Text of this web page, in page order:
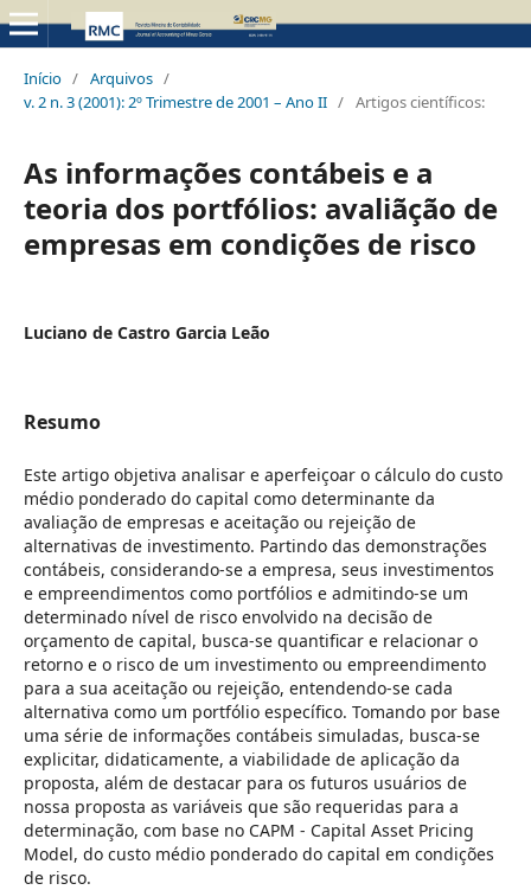
Início / Arquivos /
v. 2 n. 3 (2001): 2º Trimestre de 2001 – Ano II / Artigos científicos:
As informações contábeis e a
teoria dos portfólios: avaliãção de
empresas em condições de risco
Luciano de Castro Garcia Leão
Resumo
Este artigo objetiva analisar e aperfeiçoar o cálculo do custo
médio ponderado do capital como determinante da
avaliação de empresas e aceitação ou rejeição de
alternativas de investimento. Partindo das demonstrações
contábeis, considerando-se a empresa, seus investimentos
e empreendimentos como portfólios e admitindo-se um
determinado nível de risco envolvido na decisão de
orçamento de capital, busca-se quantificar e relacionar o
retorno e o risco de um investimento ou empreendimento
para a sua aceitação ou rejeição, entendendo-se cada
alternativa como um portfólio específico. Tomando por base
uma série de informações contábeis simuladas, busca-se
explicitar, didaticamente, a viabilidade de aplicação da
proposta, além de destacar para os futuros usuários de
nossa proposta as variáveis que são requeridas para a
determinação, com base no CAPM - Capital Asset Pricing
Model, do custo médio ponderado do capital em condições
de risco.